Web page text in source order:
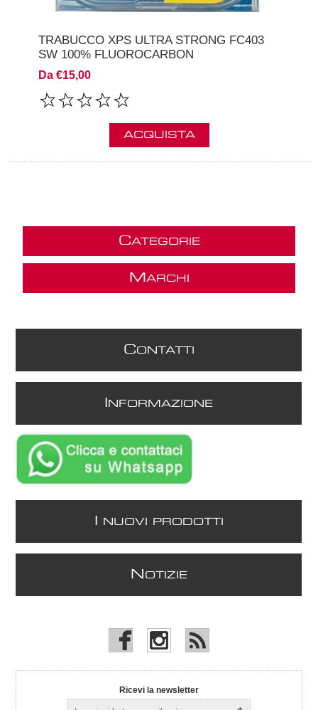
TRABUCCO XPS ULTRA STRONG FC403
SW 100% FLUOROCARBON
Da €15,00
ACQUISTA
CATEGORIE
M ARCHI
CONTATTI
NFORMAZIONE
NUOVI PRODOTTI
N OTIZIE
Ricevi la newsletter